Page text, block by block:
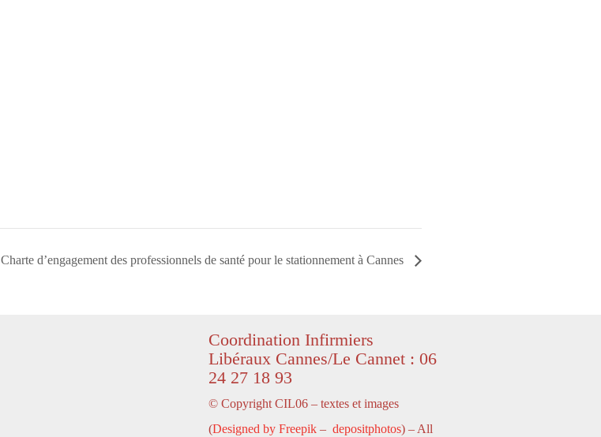
Charte d’engagement des professionnels de santé pour le stationnement à Cannes
Coordination Infirmiers
Libéraux Cannes/Le Cannet : 06
24 27 18 93
© Copyright CIL06 – textes et images
(Designed by Freepik– depositphotos) – All